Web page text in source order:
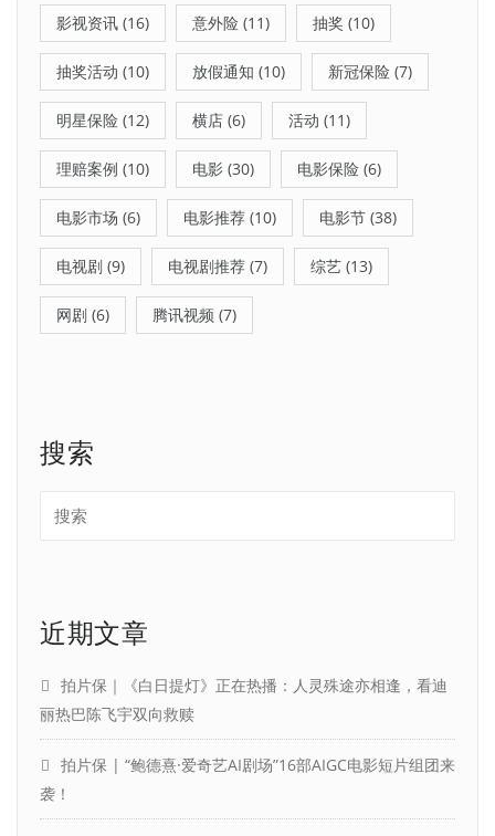
影视资讯 (16) 意外险 (11) 抽奖 (10)
抽奖活动 (10) 放假通知 (10) 新冠保险 (7)
明星保险 (12) 横店 (6) 活动 (11)
理赔案例 (10) 电影 (30) 电影保险 (6)
电影市场 (6) 电影推荐 (10) 电影节 (38)
电视剧 (9) 电视剧推荐 (7) 综艺 (13)
网剧 (6) 腾讯视频 (7)
搜索
近期文章
拍片保｜《白日提灯》正在热播：人灵殊途亦相逢，看迪
丽热巴陈飞宇双向救赎
拍片保 | “鲍德熹·爱奇艺AI剧场”16部AIGC电影短片组团来
袭！